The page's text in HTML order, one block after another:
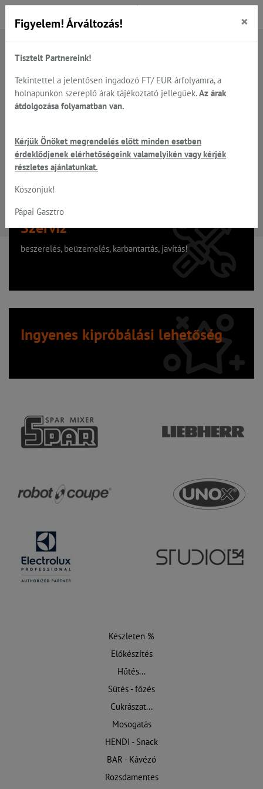
A keresett oldal nem található
Hiba, a keresett oldal nem található!
Szervíz
beszerelés, beüzemelés, karbantartás, javítás!
Ingyenes kipróbálási lehetőség
Készleten %
Előkészítés
Hűtés...
Sütés - főzés
Cukrászat...
Mosogatás
HENDI - Snack
BAR - Kávézó
Rozsdamentes
Figyelem! Árváltozás! ×
Tisztelt Partnereink!
Tekintettel a jelentősen ingadozó FT/ EUR árfolyamra, a
holnapunkon szereplő árak tájékoztató jellegűek. Az árak
átdolgozása folyamatban van.
Kérjük Önöket megrendelés előtt minden esetben
érdeklődjenek elérhetőségeink valamelyikén vagy kérjék
részletes ajánlatunkat.
Köszönjük!
Pápai Gasztro